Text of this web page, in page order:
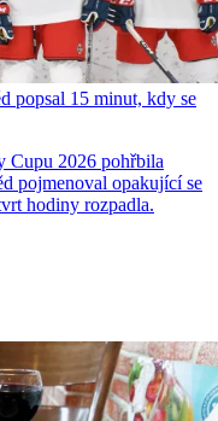
popsal 15 minut, kdy se
Cupu 2026 pohřbila
pojmenoval opakující se
hodiny rozpadla.